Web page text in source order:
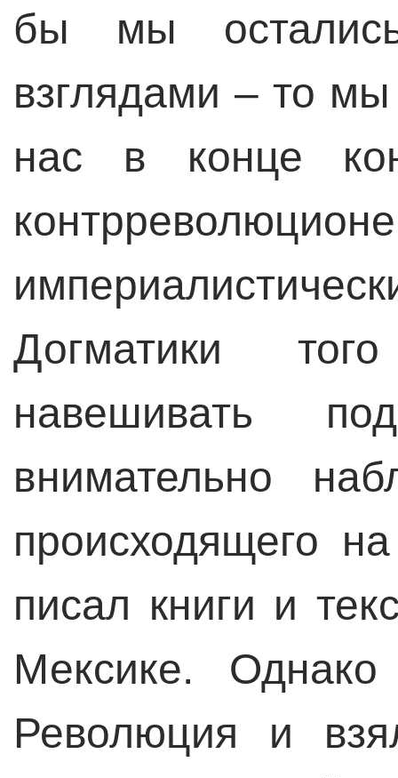
бы мы
взглядами – то
нас в конце
Догматики
навешивать
внимательно
происходящего
писал книги и
Мексике.
Революция и